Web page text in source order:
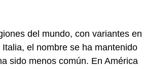
del mundo, con variantes en
el nombre se ha mantenido
sido menos común. En América